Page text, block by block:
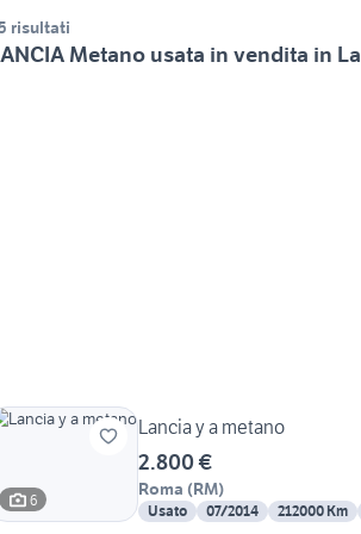
risultati
Metano usata in vendita in
6
Lancia y a metano
2.800 €
Roma (RM)
Usato 07/2014 212000 Km